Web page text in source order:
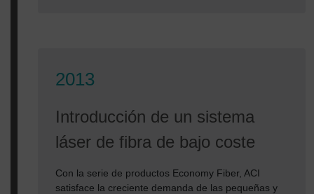
2013
Introducción de un sistema
láser de fibra de bajo coste
Con la serie de productos Economy Fiber, ACI
satisface la creciente demanda de las pequeñas y